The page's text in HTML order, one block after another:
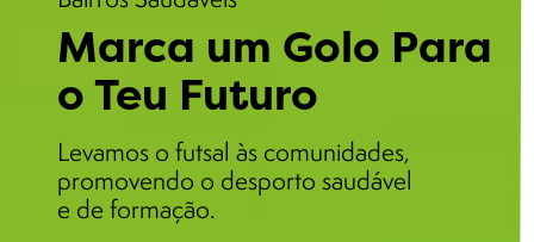
Marca um Golo Para
o Teu Futuro
Levamos o futsal às comunidades,
promovendo o desporto saudável
e de formação.